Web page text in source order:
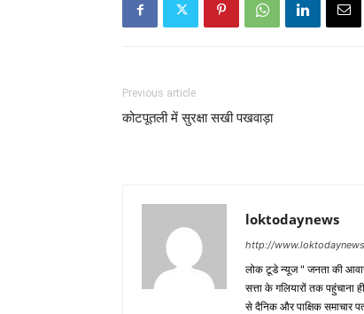
Previous article
कोटपूतली में सुरक्षा सखी पखवाड़ा
loktodaynews
http://
लोक टूडे न्यूज " जनता की
सत्ता के गलियारों तक पहुंचाना
से दैनिक और पाक्षिक समाचार